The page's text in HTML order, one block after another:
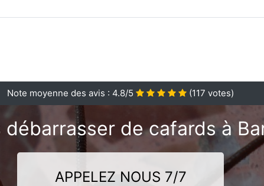
Note moyenne des avis : 4.8/5 (117 votes)
débarrasser de cafards à
APPELEZ NOUS 7/7